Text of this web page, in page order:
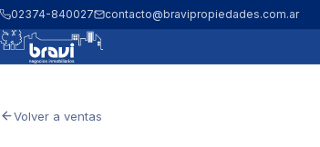
02374-840027 contacto@bravipropiedades.com.ar
Volver a ventas